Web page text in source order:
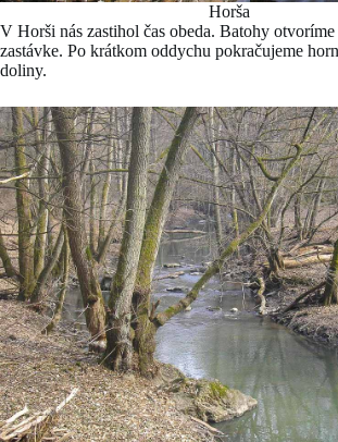
Horša
V Horši nás zastihol čas obeda. Batohy otvoríme
zastávke. Po krátkom oddychu pokračujeme
doliny.